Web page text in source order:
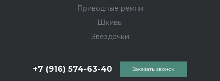
Приводные ремни
Шкивы
Звёздочки
+7 (916) 574-63-40 Заказать звонок